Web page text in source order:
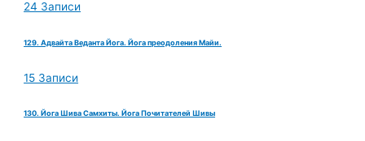
24 Записи
129. Адвайта Веданта Йога. Йога преодоления Майи.
15 Записи
130. Йога Шива Самхиты. Йога Почитателей Шивы